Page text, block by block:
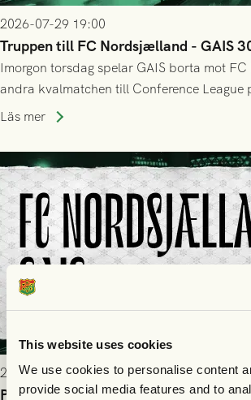
This website uses cookies
We use cookies to personalise content
provide social media features and to
2026-07-29 19:00
Truppen till FC Nordsjælland - GAIS
Imorgon torsdag spelar GAIS borta mot
andra kvalmatchen till Conference League
Park! Fredrik Holmberg och ledarstaben
Läs mer
2026-07-29 9:15
Publikinformation: FC Nordsjælland -